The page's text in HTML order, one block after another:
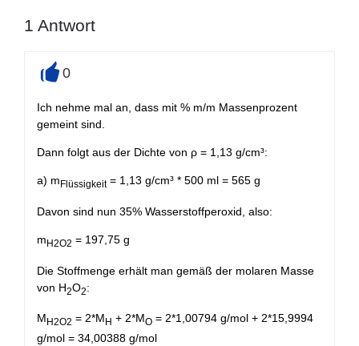
1 Antwort
0
Ich nehme mal an, dass mit % m/m Massenprozent
gemeint sind.
Dann folgt aus der Dichte von ρ = 1,13 g/cm³:
a) mFlüssigkeit= 1,13 g/cm³ * 500 ml = 565 g
Davon sind nun 35% Wasserstoffperoxid, also:
mH2O2 = 197,75 g
Die Stoffmenge erhält man gemäß der molaren Masse
von H2O2:
M H2O2 = 2*M H + 2*MO = 2*1,00794 g/mol + 2*15,9994
g/mol = 34,00388 g/mol